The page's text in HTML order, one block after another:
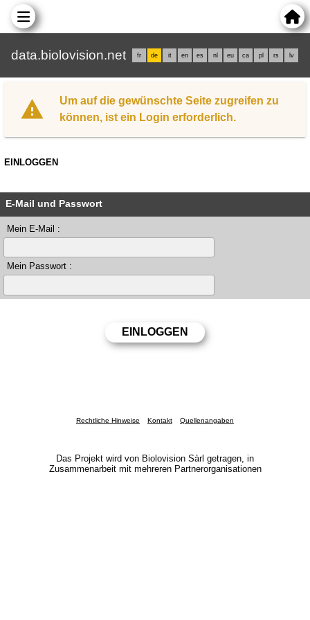
data.biolovision.net fr de it en es nl eu ca pl rs lv
Um auf die gewünschte Seite zugreifen zu
können, ist ein Login erforderlich.
EINLOGGEN
E-Mail und Passwort
Mein E-Mail :
Mein Passwort :
Rechtliche Hinweise Kontakt Quellenangaben
Das Projekt wird von Biolovision Sàrl getragen, in
Zusammenarbeit mit mehreren Partnerorganisationen